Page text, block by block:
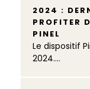
2024 :
PROFITER
PINEL
Le dispositif
2024....